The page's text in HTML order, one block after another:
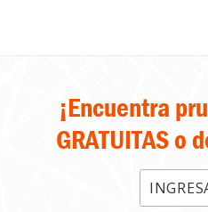
¡Encuentra
GRATUITAS o